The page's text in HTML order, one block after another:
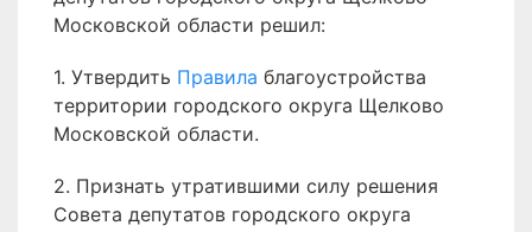
Московской области решил:
1. Утвердить Правила благоустройства
территории городского округа Щелково
Московской области.
2. Признать утратившими силу решения
Совета депутатов городского округа